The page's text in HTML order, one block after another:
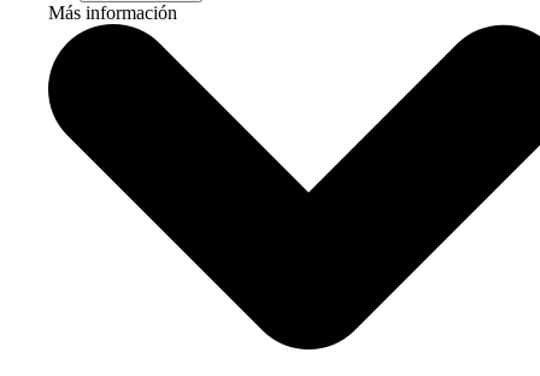
Más información